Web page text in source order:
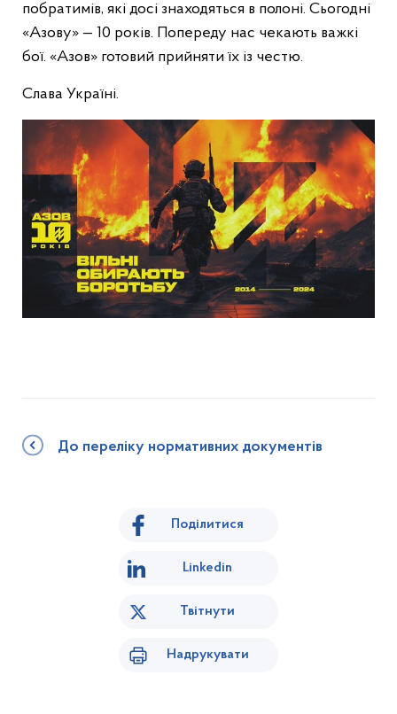
побратимів, які досі знаходяться в полоні. Сьогодні
«Азову» — 10 років. Попереду нас чекають важкі
бої. «Азов» готовий прийняти їх із честю.
Слава Україні.
До переліку нормативних документів
Поділитися
Linkedin
Твітнути
Надрукувати